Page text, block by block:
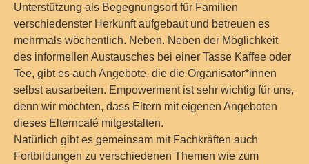
Unterstützung als Begegnungsort für Familien
verschiedenster Herkunft aufgebaut und betreuen es
mehrmals wöchentlich. Neben. Neben der Möglichkeit
des informellen Austausches bei einer Tasse Kaffee oder
Tee, gibt es auch Angebote, die die Organisator*innen
selbst ausarbeiten. Empowerment ist sehr wichtig für uns,
denn wir möchten, dass Eltern mit eigenen Angeboten
dieses Elterncafé mitgestalten.
Natürlich gibt es gemeinsam mit Fachkräften auch
Fortbildungen zu verschiedenen Themen wie zum